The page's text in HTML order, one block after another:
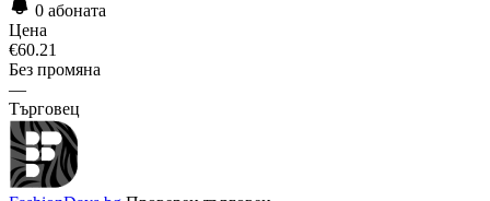
0 абоната
Цена
€60.21
Без промяна
—
Търговец